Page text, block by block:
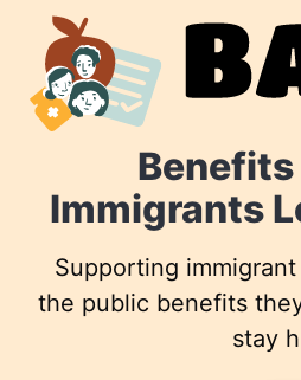
Immigrants
Supporting
the public benefits
stay